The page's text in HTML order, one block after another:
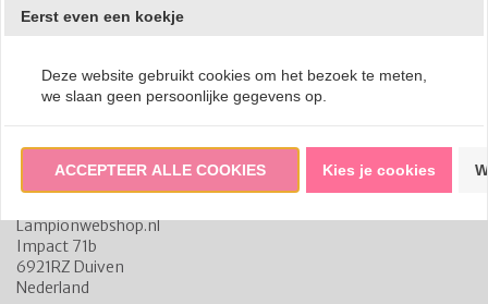
Aanmelden
Lampionwebshop.nl
Lampionwebshop.nl
Impact 71b
6921RZ Duiven
Nederland
Eerst even een koekje
Deze website gebruikt cookies om het bezoek te meten,
we slaan geen persoonlijke gegevens op.
ACCEPTEER ALLE COOKIES Kies je cookies